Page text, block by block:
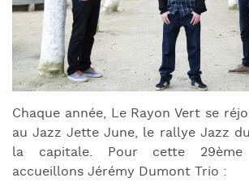
Chaque année, Le Rayon Vert se
au Jazz Jette June, le rallye Jazz
la capitale. Pour cette
accueillons Jérémy Dumont Trio :